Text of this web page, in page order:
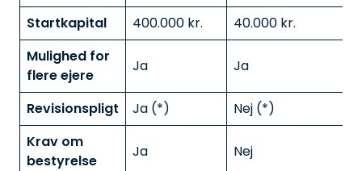
Startkapital 400.000 kr. 40.000 kr.
Mulighed for
flere ejere
Ja Ja
Revisionspligt Ja (*) Nej (*)
Krav om
bestyrelse
Ja Nej